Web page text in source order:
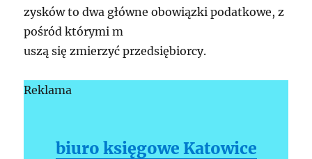
zysków to dwa główne obowiązki podatkowe, z
pośród którymi m
uszą się zmierzyć przedsiębiorcy.
Reklama
biuro księgowe Katowice